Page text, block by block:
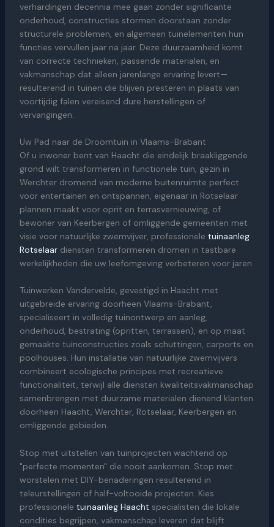
verhardingen decennia mee gaan zonder significante
onderhoud, constructies stormen doorstaan zonder
structurele problemen, en algemeen tuinelementen hun
functies vervullen jaar na jaar. Deze duurzaamheid komt
van correcte technieken, passende materialen, en
vakmanschap dat alleen jarenlange ervaring levert—
resulterend in tuinen die blijven presteren in plaats van
voortijdig falen vereisend dure herstellingen of
vervangingen.
Uw Pad naar de Droomtuin in Vlaams-Brabant
Of u inwoner bent van Haacht die eindelijk braakliggende
grond wilt transformeren in functionele tuin, gezin in
Werchter dromend van moderne buitenruimte perfect
voor entertainen en ontspannen, eigenaar in Rotselaar
plannen maakt voor oprit en terrasvernieuwing, of
bewoner van Keerbergen of omliggende gemeenten met
visie voor natuurlijke zwemvijver, professionele tuinaanleg
Rotselaardiensten transformeren dromen in tastbare
werkelijkheden die uw leefomgeving verbeteren voor jaren.
Tuinwerken Vandervelde, gevestigd in Haacht met
uitgebreide ervaring doorheen Vlaams-Brabant,
specialiseert in volledig tuinontwerp en aanleg,
onderhoud, bestrating (opritten, terrassen), en op maat
gemaakte tuinconstructies zoals schuttingen, carports en
poolhouses. Hun installatie van natuurlijke zwemvijvers
combineert ecologische principes met recreatieve
functionaliteit, terwijl alle diensten kwaliteitsvakmanschap
samenbrengen met duurzame materialen dienend klanten
doorheen Haacht, Werchter, Rotselaar, Keerbergen en
omliggende gebieden.
Stop met uitstellen van tuinprojecten wachtend op
"perfecte momenten" die nooit aankomen. Stop met
worstelen met DIY-benaderingen resulterend in
teleurstellingen of half-voltooide projecten. Kies
professionele tuinaanleg Haacht specialisten die lokale
condities begrijpen, vakmanschap leveren dat blijft